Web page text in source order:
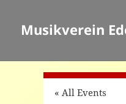
Musikverein
« All Events